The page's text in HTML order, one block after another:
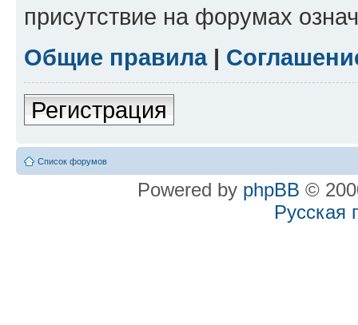
присутствие на форумах
Общие правила|
Регистрация
Список форумов
Powered by phpBB ©
Русская